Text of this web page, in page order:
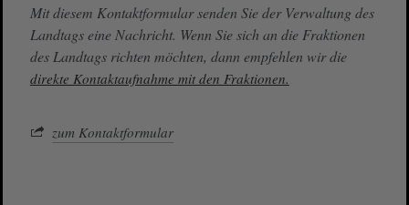
Mit diesem Kontaktformular senden Sie der Verwaltung des
Landtags eine Nachricht. Wenn Sie sich an die Fraktionen
des Landtags richten möchten, dann empfehlen wir die
direkte Kontaktaufnahme mit den Fraktionen.
zum Kontaktformular